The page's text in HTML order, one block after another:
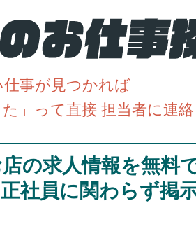
事が見つかれば
」って直接 担当者に連
の求人情報を無料
社員に関わらず掲